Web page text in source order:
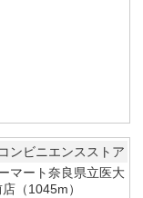
ンビニエンスストア
マート奈良県立医大
（1045m）